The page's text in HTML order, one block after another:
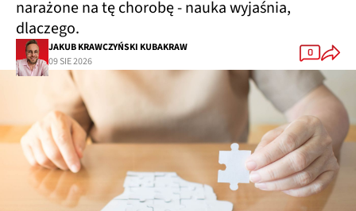
narażone na tę chorobę - nauka wyjaśnia,
dlaczego.
JAKUB KRAWCZYŃSKI KUBAKRAW
09 SIE 2026
0